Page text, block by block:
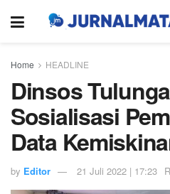
Home HEADLINE
Dinsos
Sosialisasi
Data
by Editor 21 Juli 2022 | 17:23